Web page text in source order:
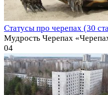
Статусы про черепах (30
Мудрость Черепах
04